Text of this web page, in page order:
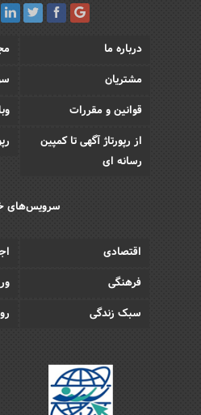
درباره ما
مشتریان
قوانین و مقررات
از رپورتاژ آگهی تا کمپین
رسانه ای
سرویس‌های
اقتصادی
فرهنگی
سبک زندگی